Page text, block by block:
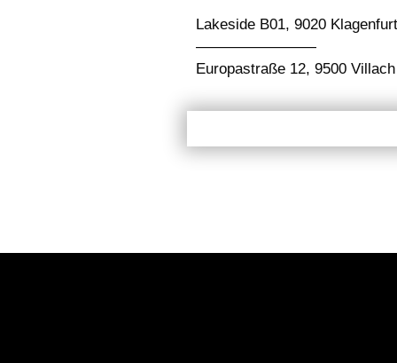
Lakeside B01, 9020 Klagenfurt
————————
Europastraße 12, 9500 Villach